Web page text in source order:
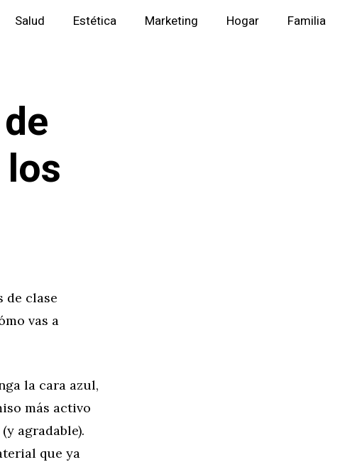
Salud Estética Marketing Hogar Familia
de clase
vas a
la cara azul,
más activo
agradable).
que ya